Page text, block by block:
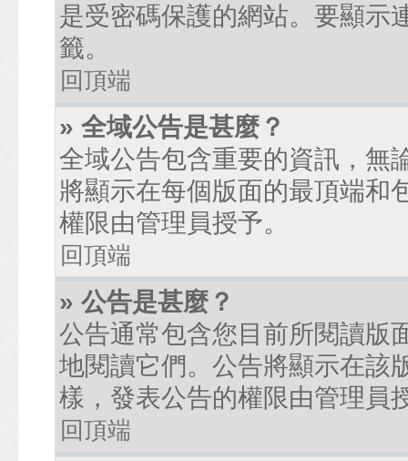
是受密碼保護的網站。要顯示
籤。
回頂端
» 全域公告是甚麼？
全域公告包含重要的資訊，無
將顯示在每個版面的最頂端和
權限由管理員授予。
回頂端
» 公告是甚麼？
公告通常包含您目前所閱讀版
地閱讀它們。公告將顯示在該
樣，發表公告的權限由管理員
回頂端